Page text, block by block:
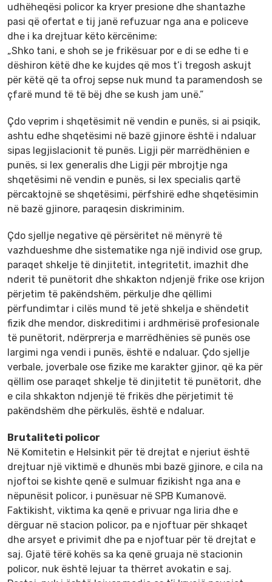
udhëheqësi policor ka kryer presione dhe shantazhe
pasi që ofertat e tij janë refuzuar nga ana e policeve
dhe i ka drejtuar këto kërcënime:
„Shko tani, e shoh se je frikësuar por e di se edhe ti e
dëshiron këtë dhe ke kujdes që mos t’i tregosh askujt
për këtë që ta ofroj sepse nuk mund ta paramendosh se
çfarë mund të të bëj dhe se kush jam unë.”
Çdo veprim i shqetësimit në vendin e punës, si ai psiqik,
ashtu edhe shqetësimi në bazë gjinore është i ndaluar
sipas legjislacionit të punës. Ligji për marrëdhënien e
punës, si lex generalis dhe Ligji për mbrojtje nga
shqetësimi në vendin e punës, si lex specialis qartë
përcaktojnë se shqetësimi, përfshirë edhe shqetësimin
në bazë gjinore, paraqesin diskriminim.
Çdo sjellje negative që përsëritet në mënyrë të
vazhdueshme dhe sistematike nga një individ ose grup,
paraqet shkelje të dinjitetit, integritetit, imazhit dhe
nderit të punëtorit dhe shkakton ndjenjë frike ose krijon
përjetim të pakëndshëm, përkulje dhe qëllimi
përfundimtar i cilës mund të jetë shkelja e shëndetit
fizik dhe mendor, diskreditimi i ardhmërisë profesionale
të punëtorit, ndërprerja e marrëdhënies së punës ose
largimi nga vendi i punës, është e ndaluar. Çdo sjellje
verbale, joverbale ose fizike me karakter gjinor, që ka për
qëllim ose paraqet shkelje të dinjitetit të punëtorit, dhe
e cila shkakton ndjenjë të frikës dhe përjetimit të
pakëndshëm dhe përkulës, është e ndaluar.
Brutaliteti policor
Në Komitetin e Helsinkit për të drejtat e njeriut është
drejtuar një viktimë e dhunës mbi bazë gjinore, e cila na
njoftoi se kishte qenë e sulmuar fizikisht nga ana e
nëpunësit policor, i punësuar në SPB Kumanovë.
Faktikisht, viktima ka qenë e privuar nga liria dhe e
dërguar në stacion policor, pa e njoftuar për shkaqet
dhe arsyet e privimit dhe pa e njoftuar për të drejtat e
saj. Gjatë tërë kohës sa ka qenë gruaja në stacionin
policor, nuk është lejuar ta thërret avokatin e saj.